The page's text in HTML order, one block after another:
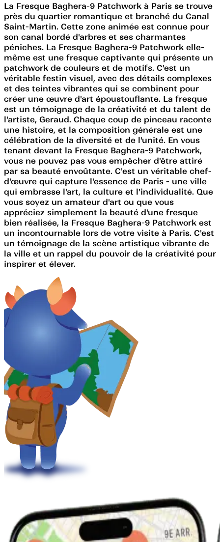
La Fresque Baghera-9 Patchwork à Paris se trouve
près du quartier romantique et branché du Canal
Saint-Martin. Cette zone animée est connue pour
son canal bordé d'arbres et ses charmantes
péniches. La Fresque Baghera-9 Patchwork elle-
même est une fresque captivante qui présente un
patchwork de couleurs et de motifs. C'est un
véritable festin visuel, avec des détails complexes
et des teintes vibrantes qui se combinent pour
créer une œuvre d'art époustouflante. La fresque
est un témoignage de la créativité et du talent de
l'artiste, Geraud. Chaque coup de pinceau raconte
une histoire, et la composition générale est une
célébration de la diversité et de l'unité. En vous
tenant devant la Fresque Baghera-9 Patchwork,
vous ne pouvez pas vous empêcher d'être attiré
par sa beauté envoûtante. C'est un véritable chef-
d'œuvre qui capture l'essence de Paris - une ville
qui embrasse l'art, la culture et l'individualité. Que
vous soyez un amateur d'art ou que vous
appréciez simplement la beauté d'une fresque
bien réalisée, la Fresque Baghera-9 Patchwork est
un incontournable lors de votre visite à Paris. C'est
un témoignage de la scène artistique vibrante de
la ville et un rappel du pouvoir de la créativité pour
inspirer et élever.